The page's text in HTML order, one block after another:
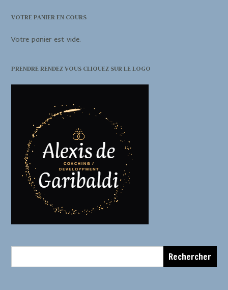
VOTRE PANIER EN COURS
Votre panier est vide.
PRENDRE RENDEZ VOUS CLIQUEZ SUR LE LOGO
Rechercher